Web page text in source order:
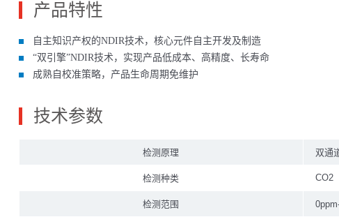
产品特性
⾃主知识产权的NDIR技术，核⼼元件⾃主开发及制造
“双引擎”NDIR技术，实现产品低成本、高精度、长寿命
成熟自校准策略，产品生命周期免维护
技术参数
检测原理 双通
检测种类 CO2
检测范围